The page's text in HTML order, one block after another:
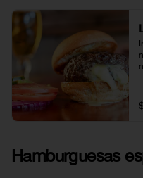
Hamburguesas